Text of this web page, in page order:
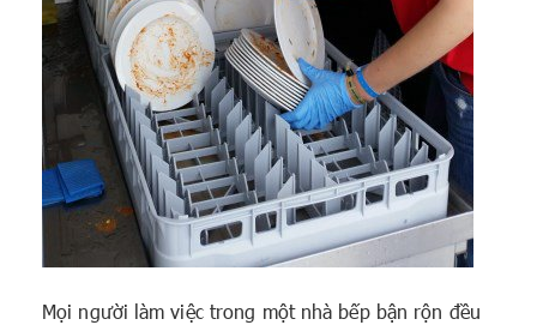
Mọi người làm việc trong một nhà bếp bận rộn đều